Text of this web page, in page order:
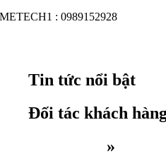
: 0989152928
Tin tức nổi bật
Đối tác khách
»